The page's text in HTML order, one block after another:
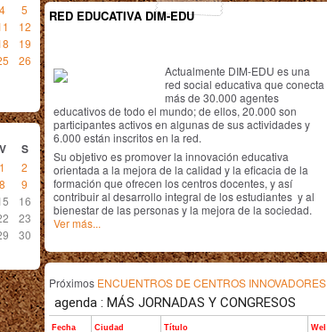
4
5
12
19
26
V S
1
2
8
9
16
23
30
RED EDUCATIVA DIM-EDU
Actualmente DIM-EDU es una
red social educativa que conecta
más de 30.000 agentes
educativos de todo el mundo; de ellos, 20.000 son
participantes activos en algunas de sus actividades y
6.000 están inscritos en la red.
Su objetivo es promover la innovación educativa
orientada a la mejora de la calidad y la eficacia de la
formación que ofrecen los centros docentes, y así
contribuir al desarrollo integral de los estudiantes y al
bienestar de las personas y la mejora de la sociedad.
Ver más...
Próximos ENCUENTROS DE CENTROS INNOVADORES